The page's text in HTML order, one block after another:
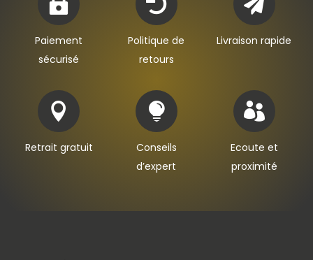
Paiement
sécurisé
Politique de
retours
Livraison rapide

Retrait gratuit

Conseils
d’expert

Ecoute et
proximité